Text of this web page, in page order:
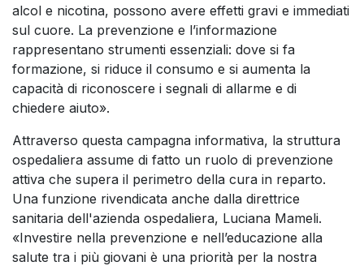
alcol e nicotina, possono avere effetti gravi e immediati
sul cuore. La prevenzione e l’informazione
rappresentano strumenti essenziali: dove si fa
formazione, si riduce il consumo e si aumenta la
capacità di riconoscere i segnali di allarme e di
chiedere aiuto».
Attraverso questa campagna informativa, la struttura
ospedaliera assume di fatto un ruolo di prevenzione
attiva che supera il perimetro della cura in reparto.
Una funzione rivendicata anche dalla direttrice
sanitaria dell'azienda ospedaliera, Luciana Mameli.
«Investire nella prevenzione e nell’educazione alla
salute tra i più giovani è una priorità per la nostra